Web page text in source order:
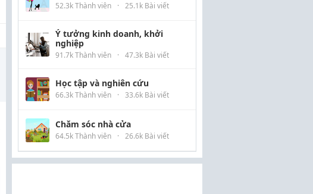
52.3k Thành viên · 25.1k Bài viết
Ý tưởng kinh doanh, khởi
nghiệp
91.7k Thành viên · 47.3k Bài viết
Học tập và nghiên cứu
66.3k Thành viên · 33.6k Bài viết
Chăm sóc nhà cửa
64.5k Thành viên · 26.6k Bài viết